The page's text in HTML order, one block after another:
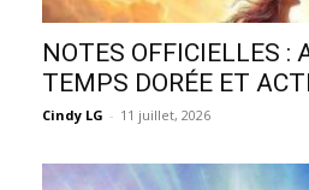
NOTES OFFICIELLES :
TEMPS DORÉE ET
Cindy LG - 11 juillet, 2026